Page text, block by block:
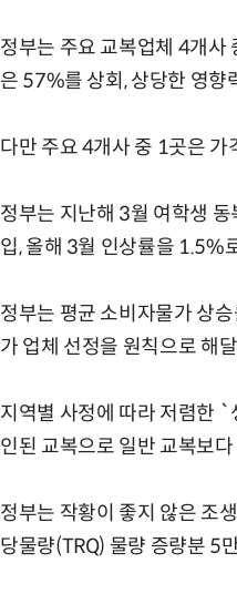
정부는 주요 교복업체 4개사
은 57%를 상회, 상당한 영향
다만 주요 4개사 중 1곳은
정부는 지난해 3월 여학생
입, 올해 3월 인상률을 1.5%
정부는 평균 소비자물가 상
가 업체 선정을 원칙으로 해
지역별 사정에 따라 저렴한
인된 교복으로 일반 교복보
정부는 작황이 좋지 않은 조
당물량(TRQ) 물량 증량분 5